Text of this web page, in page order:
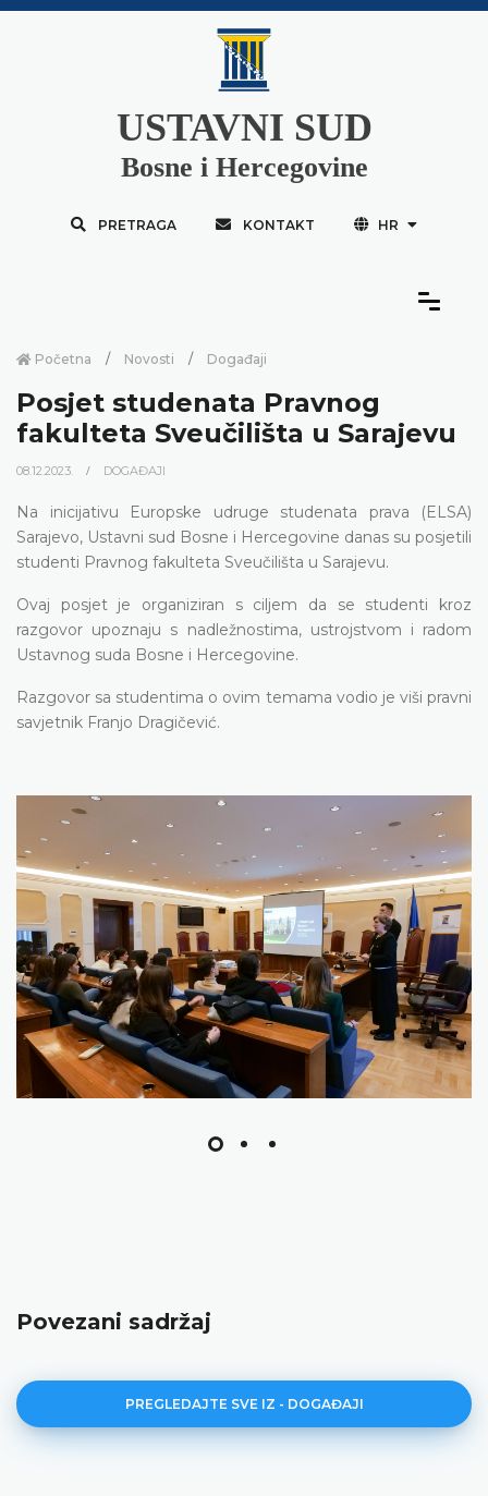
USTAVNI SUD
Bosne i Hercegovine
PRETRAGA KONTAKT HR
Početna Novosti Događaji
Posjet studenata Pravnog
fakulteta Sveučilišta u Sarajevu
08.12.2023. DOGAĐAJI
Na inicijativu Europske udruge studenata prava (ELSA)
Sarajevo, Ustavni sud Bosne i Hercegovine danas su posjetili
studenti Pravnog fakulteta Sveučilišta u Sarajevu.
Ovaj posjet je organiziran s ciljem da se studenti kroz
razgovor upoznaju s nadležnostima, ustrojstvom i radom
Ustavnog suda Bosne i Hercegovine.
Razgovor sa studentima o ovim temama vodio je viši pravni
savjetnik Franjo Dragičević.
Povezani sadržaj
PREGLEDAJTE SVE IZ - DOGAĐAJI